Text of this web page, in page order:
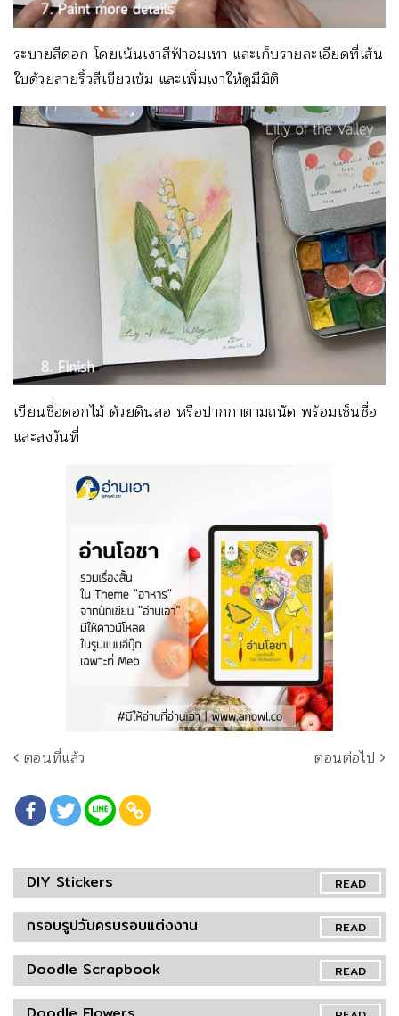
ระบายสีดอก โดยเน้นเงาสีฟ้าอมเทา และเก็บรายละเอียดที่เส้น
ใบด้วยลายริ้วสีเขียวเข้ม และเพิ่มเงาให้ดูมีมิติ
เขียนชื่อดอกไม้ ด้วยดินสอ หรือปากกาตามถนัด พร้อมเซ็นชื่อ
และลงวันที่
ตอนที่แล้ว ตอนต่อไป
READ
DIY Stickers
READ
กรอบรูปวันครบรอบแต่งงาน
READ
Doodle Scrapbook